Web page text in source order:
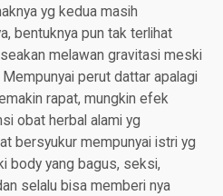
yg kedua masih
bentuknya pun tak terlihat
melawan gravitasi meski
perut dattar apalagi
rapat, mungkin efek
obat herbal alami yg
bersyukur mempunyai istri yg
body yang bagus, seksi,
selalu bisa memberi nya